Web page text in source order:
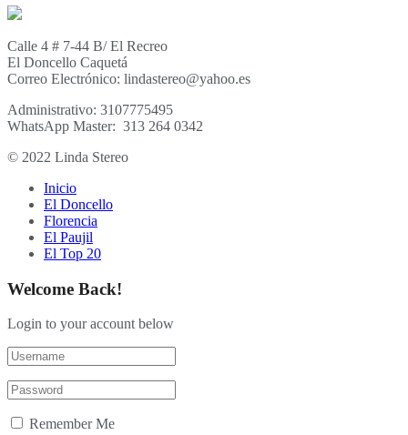
Calle 4 # 7-44 B/ El Recreo
El Doncello Caquetá
Correo Electrónico: lindastereo@yahoo.es
Administrativo: 3107775495
WhatsApp Master: 313 264 0342
© 2022 Linda Stereo
Inicio
El Doncello
Florencia
El Paujil
El Top 20
Welcome Back!
Login to your account below
Remember Me